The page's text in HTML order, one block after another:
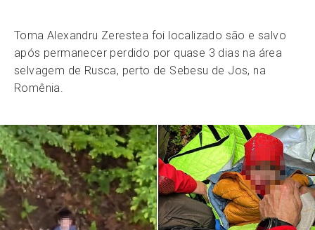
Toma Alexandru Zerestea foi localizado são e salvo
após permanecer perdido por quase 3 dias na área
selvagem de Rusca, perto de Sebesu de Jos, na
Romênia.